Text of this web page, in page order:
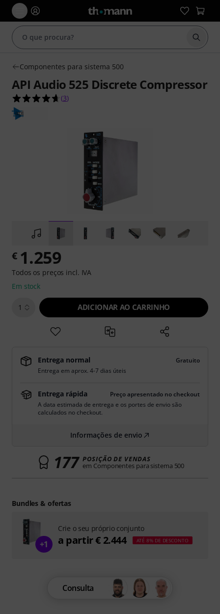
Iniciar
Componentes para sistema 500
API Audio 525 Discrete Compressor
4.7 de 5 estrelas de 3 avaliações de clientes
(3)
€ 1.259
Todos os preços incl. IVA
Em stock
1 ADICIONAR AO CARRINHO
Entrega normal
Gratuito
Entrega em aprox. 4-7 dias úteis
Entrega rápida
Preço apresentado no checkout
A data estimada de entrega e os portes de envio são
calculados no checkout.
Informações de envio
177 POSIÇÃO DE VENDAS
em Componentes para sistema 500
Consulta
Bundles & ofertas
+1
Crie o seu próprio conjunto
a partir € 2.444 ATÉ 8% DE DESCONTO